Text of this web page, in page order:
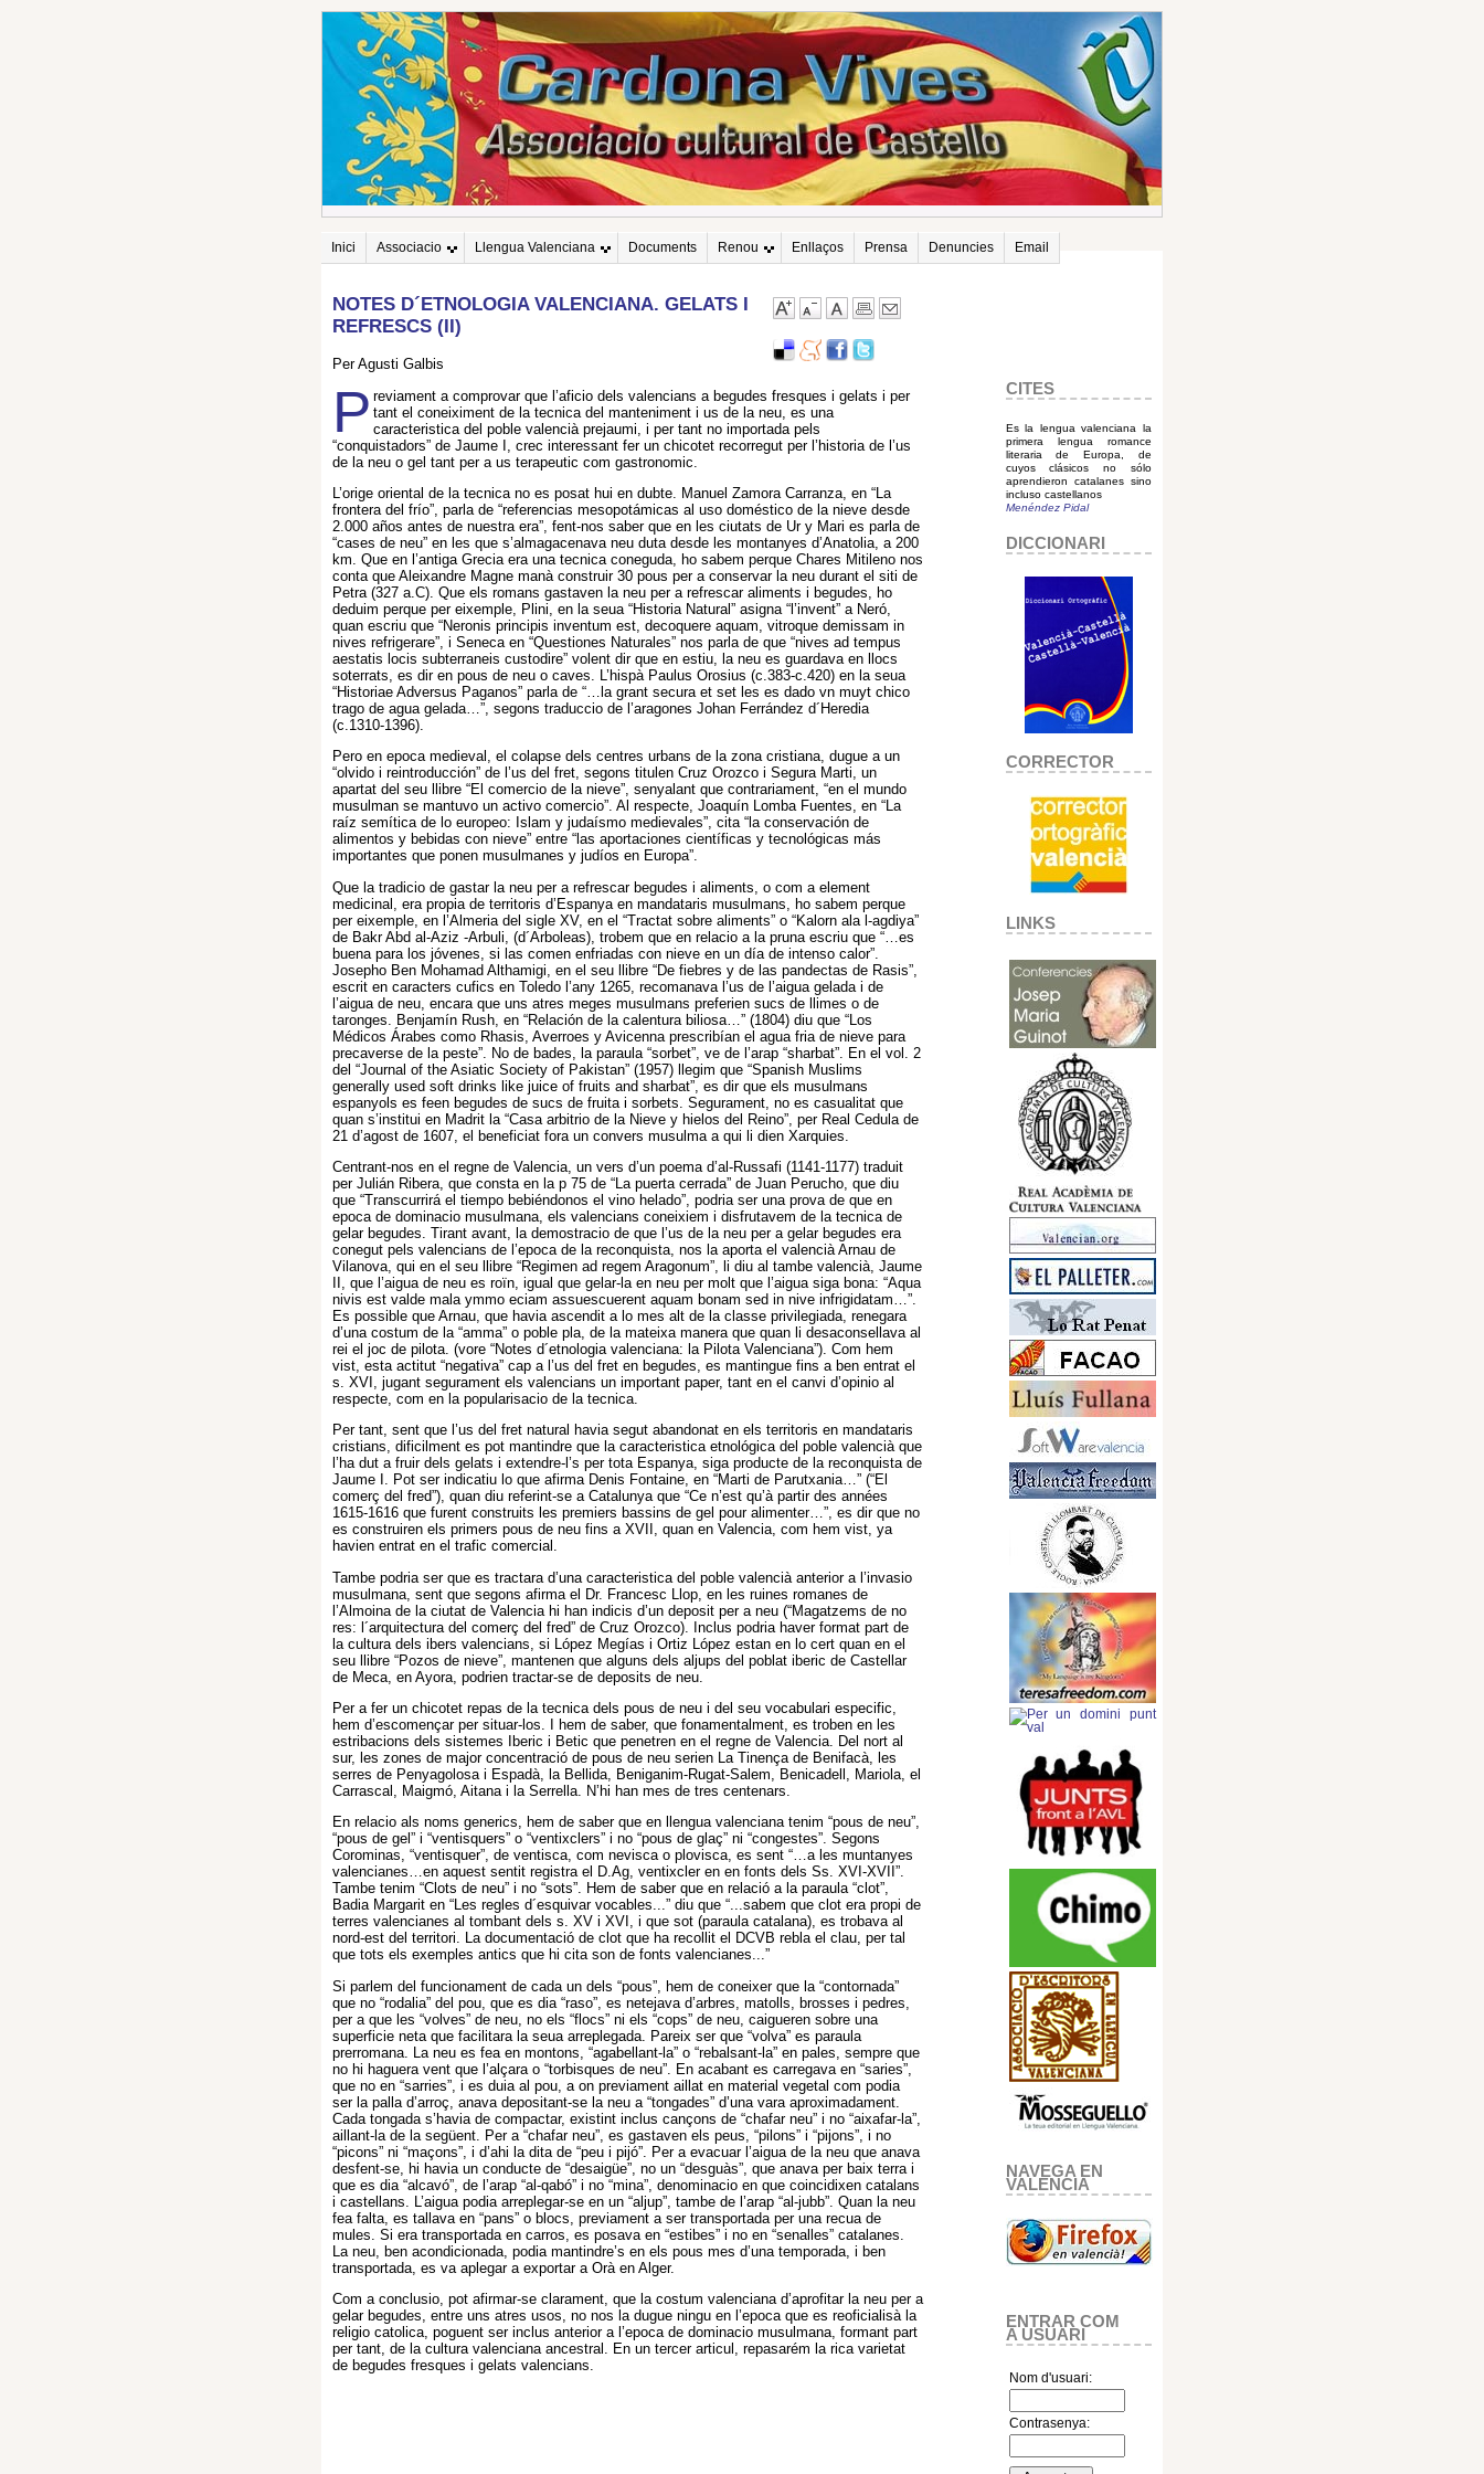
Inici Associacio Llengua Valenciana Documents Renou Enllaços Prensa Denuncies Email
NOTES D´ETNOLOGIA VALENCIANA. GELATS I
REFRESCS (II)
Per Agusti Galbis
P reviament a comprovar que l’aficio dels valencians a begudes fresques i gelats i per
tant el coneiximent de la tecnica del manteniment i us de la neu, es una
caracteristica del poble valencià prejaumi, i per tant no importada pels
“conquistadors” de Jaume I, crec interessant fer un chicotet recorregut per l’historia de l’us
de la neu o gel tant per a us terapeutic com gastronomic.
L’orige oriental de la tecnica no es posat hui en dubte. Manuel Zamora Carranza, en “La
frontera del frío”, parla de “referencias mesopotámicas al uso doméstico de la nieve desde
2.000 años antes de nuestra era”, fent-nos saber que en les ciutats de Ur y Mari es parla de
“cases de neu” en les que s’almagacenava neu duta desde les montanyes d’Anatolia, a 200
km. Que en l’antiga Grecia era una tecnica coneguda, ho sabem perque Chares Mitileno nos
conta que Aleixandre Magne manà construir 30 pous per a conservar la neu durant el siti de
Petra (327 a.C). Que els romans gastaven la neu per a refrescar aliments i begudes, ho
deduim perque per eixemple, Plini, en la seua “Historia Natural” asigna “l’invent” a Neró,
quan escriu que “Neronis principis inventum est, decoquere aquam, vitroque demissam in
nives refrigerare”, i Seneca en “Questiones Naturales” nos parla de que “nives ad tempus
aestatis locis subterraneis custodire” volent dir que en estiu, la neu es guardava en llocs
soterrats, es dir en pous de neu o caves. L’hispà Paulus Orosius (c.383-c.420) en la seua
“Historiae Adversus Paganos” parla de “…la grant secura et set les es dado vn muyt chico
trago de agua gelada…”, segons traduccio de l’aragones Johan Ferrández d´Heredia
(c.1310-1396).
Pero en epoca medieval, el colapse dels centres urbans de la zona cristiana, dugue a un
“olvido i reintroducción” de l’us del fret, segons titulen Cruz Orozco i Segura Marti, un
apartat del seu llibre “El comercio de la nieve”, senyalant que contrariament, “en el mundo
musulman se mantuvo un activo comercio”. Al respecte, Joaquín Lomba Fuentes, en “La
raíz semítica de lo europeo: Islam y judaísmo medievales”, cita “la conservación de
alimentos y bebidas con nieve” entre “las aportaciones científicas y tecnológicas más
importantes que ponen musulmanes y judíos en Europa”.
Que la tradicio de gastar la neu per a refrescar begudes i aliments, o com a element
medicinal, era propia de territoris d’Espanya en mandataris musulmans, ho sabem perque
per eixemple, en l’Almeria del sigle XV, en el “Tractat sobre aliments” o “Kalorn ala l-agdiya”
de Bakr Abd al-Aziz -Arbuli, (d´Arboleas), trobem que en relacio a la pruna escriu que “…es
buena para los jóvenes, si las comen enfriadas con nieve en un día de intenso calor”.
Josepho Ben Mohamad Althamigi, en el seu llibre “De fiebres y de las pandectas de Rasis”,
escrit en caracters cufics en Toledo l’any 1265, recomanava l’us de l’aigua gelada i de
l’aigua de neu, encara que uns atres meges musulmans preferien sucs de llimes o de
taronges. Benjamín Rush, en “Relación de la calentura biliosa…” (1804) diu que “Los
Médicos Árabes como Rhasis, Averroes y Avicenna prescribían el agua fria de nieve para
precaverse de la peste”. No de bades, la paraula “sorbet”, ve de l’arap “sharbat”. En el vol. 2
del “Journal of the Asiatic Society of Pakistan” (1957) llegim que “Spanish Muslims
generally used soft drinks like juice of fruits and sharbat”, es dir que els musulmans
espanyols es feen begudes de sucs de fruita i sorbets. Segurament, no es casualitat que
quan s’institui en Madrit la “Casa arbitrio de la Nieve y hielos del Reino”, per Real Cedula de
21 d’agost de 1607, el beneficiat fora un convers musulma a qui li dien Xarquies.
Centrant-nos en el regne de Valencia, un vers d’un poema d’al-Russafi (1141-1177) traduit
per Julián Ribera, que consta en la p 75 de “La puerta cerrada” de Juan Perucho, que diu
que “Transcurrirá el tiempo bebiéndonos el vino helado”, podria ser una prova de que en
epoca de dominacio musulmana, els valencians coneixiem i disfrutavem de la tecnica de
gelar begudes. Tirant avant, la demostracio de que l’us de la neu per a gelar begudes era
conegut pels valencians de l’epoca de la reconquista, nos la aporta el valencià Arnau de
Vilanova, qui en el seu llibre “Regimen ad regem Aragonum”, li diu al tambe valencià, Jaume
II, que l’aigua de neu es roïn, igual que gelar-la en neu per molt que l’aigua siga bona: “Aqua
nivis est valde mala ymmo eciam assuescuerent aquam bonam sed in nive infrigidatam…”.
Es possible que Arnau, que havia ascendit a lo mes alt de la classe privilegiada, renegara
d’una costum de la “amma” o poble pla, de la mateixa manera que quan li desaconsellava al
rei el joc de pilota. (vore “Notes d´etnologia valenciana: la Pilota Valenciana”). Com hem
vist, esta actitut “negativa” cap a l’us del fret en begudes, es mantingue fins a ben entrat el
s. XVI, jugant segurament els valencians un important paper, tant en el canvi d’opinio al
respecte, com en la popularisacio de la tecnica.
Per tant, sent que l’us del fret natural havia segut abandonat en els territoris en mandataris
cristians, dificilment es pot mantindre que la caracteristica etnológica del poble valencià que
l’ha dut a fruir dels gelats i extendre-l’s per tota Espanya, siga producte de la reconquista de
Jaume I. Pot ser indicatiu lo que afirma Denis Fontaine, en “Marti de Parutxania…” (“El
comerç del fred”), quan diu referint-se a Catalunya que “Ce n’est qu’à partir des années
1615-1616 que furent construits les premiers bassins de gel pour alimenter…”, es dir que no
es construiren els primers pous de neu fins a XVII, quan en Valencia, com hem vist, ya
havien entrat en el trafic comercial.
Tambe podria ser que es tractara d’una caracteristica del poble valencià anterior a l’invasio
musulmana, sent que segons afirma el Dr. Francesc Llop, en les ruines romanes de
l’Almoina de la ciutat de Valencia hi han indicis d’un deposit per a neu (“Magatzems de no
res: l´arquitectura del comerç del fred” de Cruz Orozco). Inclus podria haver format part de
la cultura dels ibers valencians, si López Megías i Ortiz López estan en lo cert quan en el
seu llibre “Pozos de nieve”, mantenen que alguns dels aljups del poblat iberic de Castellar
de Meca, en Ayora, podrien tractar-se de deposits de neu.
Per a fer un chicotet repas de la tecnica dels pous de neu i del seu vocabulari especific,
hem d’escomençar per situar-los. I hem de saber, que fonamentalment, es troben en les
estribacions dels sistemes Iberic i Betic que penetren en el regne de Valencia. Del nort al
sur, les zones de major concentració de pous de neu serien La Tinença de Benifacà, les
serres de Penyagolosa i Espadà, la Bellida, Beniganim-Rugat-Salem, Benicadell, Mariola, el
Carrascal, Maigmó, Aitana i la Serrella. N’hi han mes de tres centenars.
En relacio als noms generics, hem de saber que en llengua valenciana tenim “pous de neu”,
“pous de gel” i “ventisquers” o “ventixclers” i no “pous de glaç” ni “congestes”. Segons
Corominas, “ventisquer”, de ventisca, com nevisca o plovisca, es sent “…a les muntanyes
valencianes…en aquest sentit registra el D.Ag, ventixcler en en fonts dels Ss. XVI-XVII”.
Tambe tenim “Clots de neu” i no “sots”. Hem de saber que en relació a la paraula “clot”,
Badia Margarit en “Les regles d´esquivar vocables...” diu que “...sabem que clot era propi de
terres valencianes al tombant dels s. XV i XVI, i que sot (paraula catalana), es trobava al
nord-est del territori. La documentació de clot que ha recollit el DCVB rebla el clau, per tal
que tots els exemples antics que hi cita son de fonts valencianes...”
Si parlem del funcionament de cada un dels “pous”, hem de coneixer que la “contornada”
que no “rodalia” del pou, que es dia “raso”, es netejava d’arbres, matolls, brosses i pedres,
per a que les “volves” de neu, no els “flocs” ni els “cops” de neu, caigueren sobre una
superficie neta que facilitara la seua arreplegada. Pareix ser que “volva” es paraula
prerromana. La neu es fea en montons, “agabellant-la” o “rebalsant-la” en pales, sempre que
no hi haguera vent que l’alçara o “torbisques de neu”. En acabant es carregava en “saries”,
que no en “sarries”, i es duia al pou, a on previament aillat en material vegetal com podia
ser la palla d’arroç, anava depositant-se la neu a “tongades” d’una vara aproximadament.
Cada tongada s’havia de compactar, existint inclus cançons de “chafar neu” i no “aixafar-la”,
aillant-la de la següent. Per a “chafar neu”, es gastaven els peus, “pilons” i “pijons”, i no
“picons” ni “maçons”, i d’ahi la dita de “peu i pijó”. Per a evacuar l’aigua de la neu que anava
desfent-se, hi havia un conducte de “desaigüe”, no un “desguàs”, que anava per baix terra i
que es dia “alcavó”, de l’arap “al-qabó” i no “mina”, denominacio en que coincidixen catalans
i castellans. L’aigua podia arreplegar-se en un “aljup”, tambe de l’arap “al-jubb”. Quan la neu
fea falta, es tallava en “pans” o blocs, previament a ser transportada per una recua de
mules. Si era transportada en carros, es posava en “estibes” i no en “senalles” catalanes.
La neu, ben acondicionada, podia mantindre’s en els pous mes d’una temporada, i ben
transportada, es va aplegar a exportar a Orà en Alger.
Com a conclusio, pot afirmar-se clarament, que la costum valenciana d’aprofitar la neu per a
gelar begudes, entre uns atres usos, no nos la dugue ningu en l’epoca que es reoficialisà la
religio catolica, poguent ser inclus anterior a l’epoca de dominacio musulmana, formant part
per tant, de la cultura valenciana ancestral. En un tercer articul, repasarém la rica varietat
de begudes fresques i gelats valencians.
CITES
Es la lengua valenciana la
primera lengua romance
literaria de Europa, de
cuyos clásicos no sólo
aprendieron catalanes sino
incluso castellanos
Menéndez Pidal
DICCIONARI
CORRECTOR
LINKS
NAVEGA EN
VALENCIA
ENTRAR COM
A USUARI
Nom d'usuari:
Contrasenya: